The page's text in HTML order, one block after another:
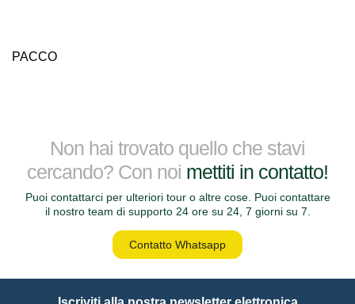
PACCO
Non hai trovato quello che stavi
cercando? Con noi mettiti in contatto!
Puoi contattarci per ulteriori tour o altre cose. Puoi contattare
il nostro team di supporto 24 ore su 24, 7 giorni su 7.
Contatto Whatsapp